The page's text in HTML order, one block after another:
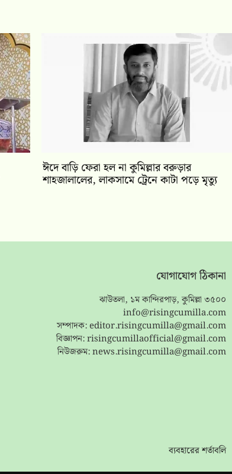
ঈদে বাড়ি ফেরা হল না কুমিল্লার বরুড়ার
শাহজালালের, লাকসামে ট্রেনে কাটা পড়ে মৃত্যু
যোগাযোগ ঠিকানা
ঝাউতলা, ১ম কান্দিরপাড়, কুমিল্লা ৩৫০০
info@risingcumilla.com
সম্পাদক:editor.risingcumilla@gmail.com
বিজ্ঞাপন:risingcumillaofficial@gmail.com
নিউজরুম:news.risingcumilla@gmail.com
ব্যবহারের শর্তাবলি